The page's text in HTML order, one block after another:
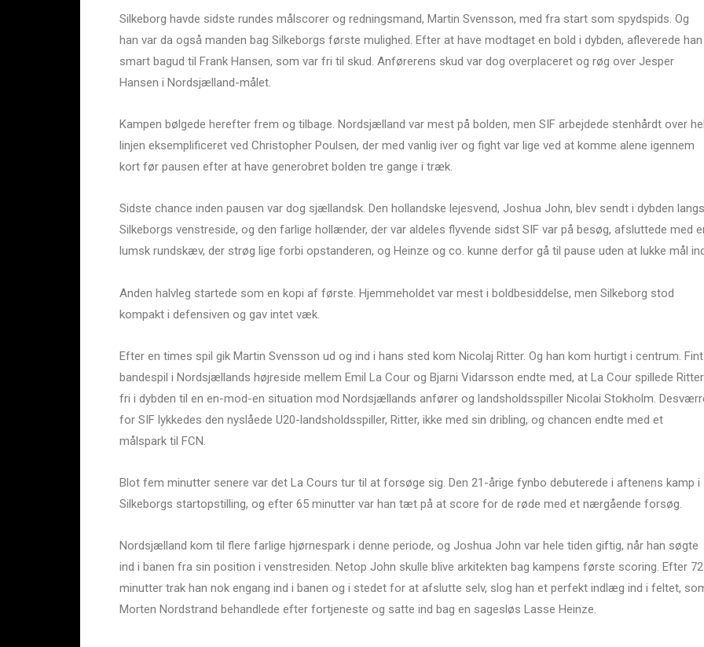
Silkeborg havde sidste rundes målscorer og redningsmand, Martin Svensson, med fra start som spydspids. Og
han var da også manden bag Silkeborgs første mulighed. Efter at have modtaget en bold i dybden, afleverede han
smart bagud til Frank Hansen, som var fri til skud. Anførerens skud var dog overplaceret og røg over Jesper
Hansen i Nordsjælland-målet.
Kampen bølgede herefter frem og tilbage. Nordsjælland var mest på bolden, men SIF arbejdede stenhårdt over
linjen eksemplificeret ved Christopher Poulsen, der med vanlig iver og fight var lige ved at komme alene igennem
kort før pausen efter at have generobret bolden tre gange i træk.
Sidste chance inden pausen var dog sjællandsk. Den hollandske lejesvend, Joshua John, blev sendt i dybden langs
Silkeborgs venstreside, og den farlige hollænder, der var aldeles flyvende sidst SIF var på besøg, afsluttede med
lumsk rundskæv, der strøg lige forbi opstanderen, og Heinze og co. kunne derfor gå til pause uden at lukke mål
Anden halvleg startede som en kopi af første. Hjemmeholdet var mest i boldbesiddelse, men Silkeborg stod
kompakt i defensiven og gav intet væk.
Efter en times spil gik Martin Svensson ud og ind i hans sted kom Nicolaj Ritter. Og han kom hurtigt i centrum. Fint
bandespil i Nordsjællands højreside mellem Emil La Cour og Bjarni Vidarsson endte med, at La Cour spillede Ritter
fri i dybden til en en-mod-en situation mod Nordsjællands anfører og landsholdsspiller Nicolai Stokholm.
for SIF lykkedes den nyslåede U20-landsholdsspiller, Ritter, ikke med sin dribling, og chancen endte med et
målspark til FCN.
Blot fem minutter senere var det La Cours tur til at forsøge sig. Den 21-årige fynbo debuterede i aftenens kamp i
Silkeborgs startopstilling, og efter 65 minutter var han tæt på at score for de røde med et nærgående forsøg.
Nordsjælland kom til flere farlige hjørnespark i denne periode, og Joshua John var hele tiden giftig, når han søgte
ind i banen fra sin position i venstresiden. Netop John skulle blive arkitekten bag kampens første scoring. Efter 72
minutter trak han nok engang ind i banen og i stedet for at afslutte selv, slog han et perfekt indlæg ind i feltet,
Morten Nordstrand behandlede efter fortjeneste og satte ind bag en sagesløs Lasse Heinze.